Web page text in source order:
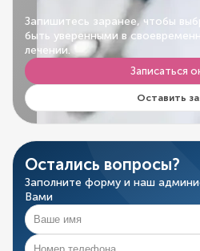
Запишитесь заранее, чтобы
быть уверенными в
лечении.
Записаться
Оставить
Остались вопросы?
Заполните форму и наш
Вами